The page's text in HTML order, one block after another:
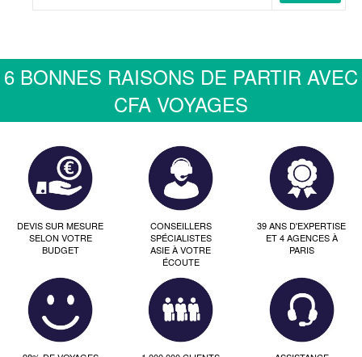
6 BONNES RAISONS DE PARTIR AVEC
CFA VOYAGES
DEVIS SUR MESURE
SELON VOTRE
BUDGET
CONSEILLERS
SPÉCIALISTES
ASIE À VOTRE
ÉCOUTE
39 ANS D'EXPERTISE
ET 4 AGENCES À
PARIS